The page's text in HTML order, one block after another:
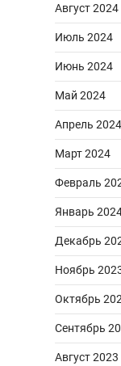
Август 2024
Июль 2024
Июнь 2024
Май 2024
Апрель 2024
Март 2024
Февраль
Январь
Декабрь
Ноябрь
Октябрь
Сентябрь
Август 2023